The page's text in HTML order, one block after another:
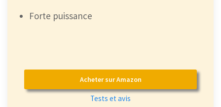
Forte puissance
Acheter sur Amazon
Tests et avis